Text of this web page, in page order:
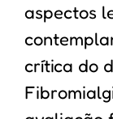
aspectos
crítica do